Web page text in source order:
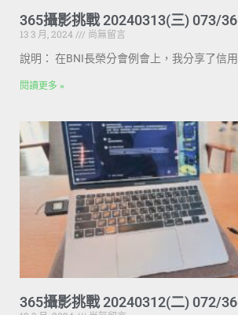
365攝影挑戰 20240313(三) 073/
13 3 月, 2024
尚無留言
說明： 在BNI長榮分會例會上，我分享了信
閱讀更多 »
365攝影挑戰 20240312(二) 072/